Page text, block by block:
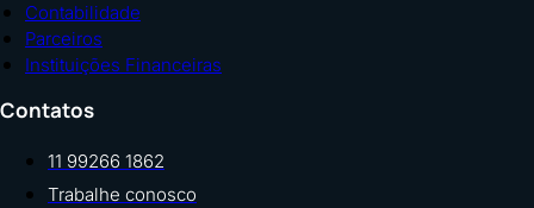
Contabilidade
Parceiros
Instituições Financeiras
Contatos
11 99266 1862
Trabalhe conosco